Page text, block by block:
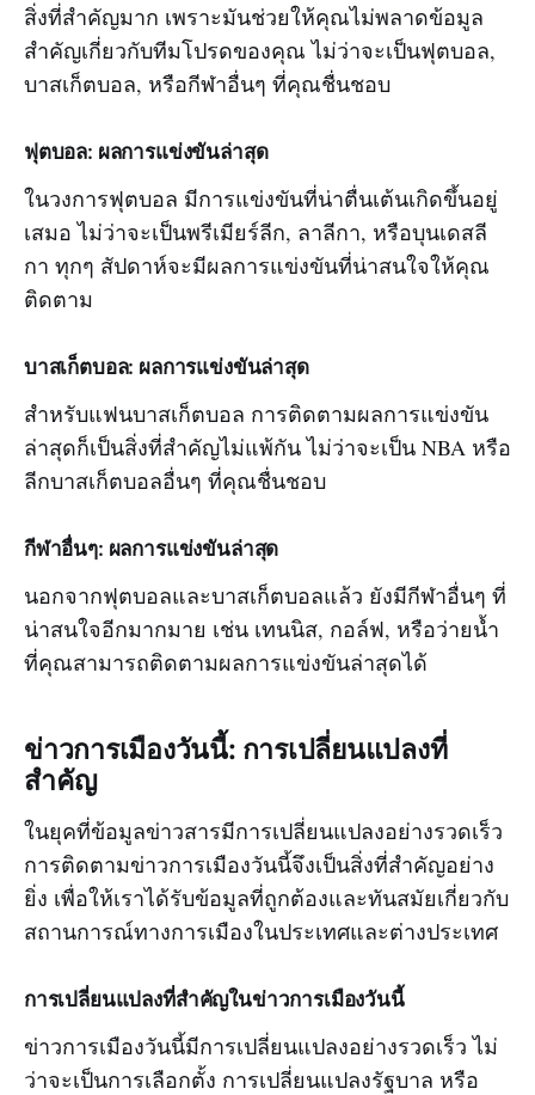
สิ่งที่สำคัญมาก เพราะมันช่วยให้คุณไม่พลาดข้อมูล
สำคัญเกี่ยวกับทีมโปรดของคุณ ไม่ว่าจะเป็นฟุตบอล,
บาสเก็ตบอล, หรือกีฬาอื่นๆ ที่คุณชื่นชอบ
ฟุตบอล: ผลการแข่งขันล่าสุด
ในวงการฟุตบอล มีการแข่งขันที่น่าตื่นเต้นเกิดขึ้นอยู่
เสมอ ไม่ว่าจะเป็นพรีเมียร์ลีก, ลาลีกา, หรือบุนเดสลี
กา ทุกๆ สัปดาห์จะมีผลการแข่งขันที่น่าสนใจให้คุณ
ติดตาม
บาสเก็ตบอล: ผลการแข่งขันล่าสุด
สำหรับแฟนบาสเก็ตบอล การติดตามผลการแข่งขัน
ล่าสุดก็เป็นสิ่งที่สำคัญไม่แพ้กัน ไม่ว่าจะเป็น NBA หรือ
ลีกบาสเก็ตบอลอื่นๆ ที่คุณชื่นชอบ
กีฬาอื่นๆ: ผลการแข่งขันล่าสุด
นอกจากฟุตบอลและบาสเก็ตบอลแล้ว ยังมีกีฬาอื่นๆ ที่
น่าสนใจอีกมากมาย เช่น เทนนิส, กอล์ฟ, หรือว่ายน้ำ
ที่คุณสามารถติดตามผลการแข่งขันล่าสุดได้
ข่าวการเมืองวันนี้: การเปลี่ยนแปลงที่
สำคัญ
ในยุคที่ข้อมูลข่าวสารมีการเปลี่ยนแปลงอย่างรวดเร็ว
การติดตามข่าวการเมืองวันนี้จึงเป็นสิ่งที่สำคัญอย่าง
ยิ่ง เพื่อให้เราได้รับข้อมูลที่ถูกต้องและทันสมัยเกี่ยวกับ
สถานการณ์ทางการเมืองในประเทศและต่างประเทศ
การเปลี่ยนแปลงที่สำคัญในข่าวการเมืองวันนี้
ข่าวการเมืองวันนี้มีการเปลี่ยนแปลงอย่างรวดเร็ว ไม่
ว่าจะเป็นการเลือกตั้ง การเปลี่ยนแปลงรัฐบาล หรือ